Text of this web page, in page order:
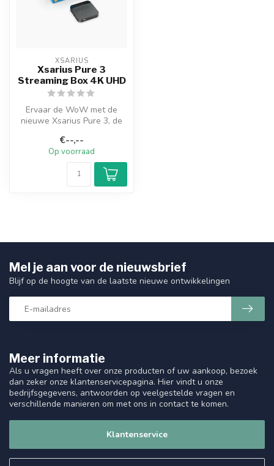
XSARIUS
Xsarius Pure 3
Streaming Box 4K UHD
Ervaar de WoW met de
nieuwe Xsarius Pure 3, de
succesvolle ...
€--,--
Op voorraad
Meer informatie
Als u vragen heeft over onze producten of uw aankoop, bezoek
dan zeker onze klantenservicepagina. Hier vindt u onze
bedrijfsgegevens, antwoorden op veelgestelde vragen en
verschillende manieren om met ons in contact te komen.
Klantenservice
Mel je aan voor de nieuwsbrief
Blijf op de hoogte van de laatste nieuwe ontwikkelingen